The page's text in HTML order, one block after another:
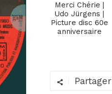
Merci Chérie |
Udo Jürgens |
Picture disc 60e
anniversaire
Partager